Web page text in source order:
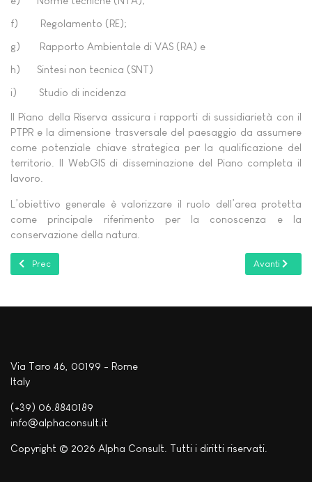
f) Regolamento (RE);
g) Rapporto Ambientale di VAS (RA) e
h) Sintesi non tecnica (SNT)
i) Studio di incidenza
Il Piano della Riserva assicura i rapporti di sussidiarietà con il
PTPR e la dimensione trasversale del paesaggio da assumere
come potenziale chiave strategica per la qualificazione del
territorio. Il WebGIS di disseminazione del Piano completa il
lavoro.
L’obiettivo generale è valorizzare il ruolo dell’area protetta
come principale riferimento per la conoscenza e la
conservazione della natura.
Articolo precedente: Water Joint Programming Initiative
Prec Articolo
Avanti
Via Taro 46, 00199 - Rome
Italy
(+39) 06.8840189
info@alphaconsult.it
Copyright © 2026 Alpha Consult. Tutti i diritti riservati.